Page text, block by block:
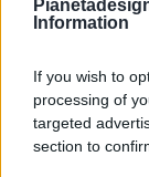
Information
If you wish to
processing of
targeted
section to
© 2026 -
Registrata Al